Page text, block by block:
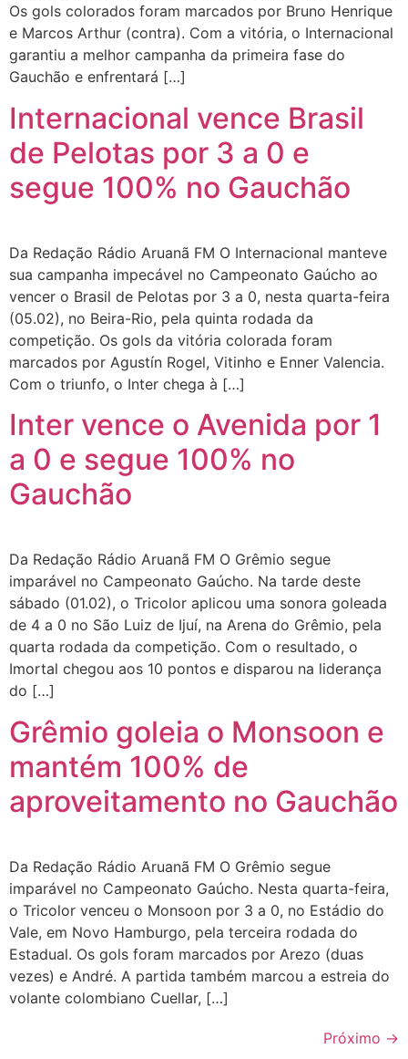
Os gols colorados foram marcados por Bruno Henrique
e Marcos Arthur (contra). Com a vitória, o Internacional
garantiu a melhor campanha da primeira fase do
Gauchão e enfrentará […]
Internacional vence Brasil
de Pelotas por 3 a 0 e
segue 100% no Gauchão
Da Redação Rádio Aruanã FM O Internacional manteve
sua campanha impecável no Campeonato Gaúcho ao
vencer o Brasil de Pelotas por 3 a 0, nesta quarta-feira
(05.02), no Beira-Rio, pela quinta rodada da
competição. Os gols da vitória colorada foram
marcados por Agustín Rogel, Vitinho e Enner Valencia.
Com o triunfo, o Inter chega à […]
Inter vence o Avenida por 1
a 0 e segue 100% no
Gauchão
Da Redação Rádio Aruanã FM O Grêmio segue
imparável no Campeonato Gaúcho. Na tarde deste
sábado (01.02), o Tricolor aplicou uma sonora goleada
de 4 a 0 no São Luiz de Ijuí, na Arena do Grêmio, pela
quarta rodada da competição. Com o resultado, o
Imortal chegou aos 10 pontos e disparou na liderança
do […]
Grêmio goleia o Monsoon e
mantém 100% de
aproveitamento no Gauchão
Da Redação Rádio Aruanã FM O Grêmio segue
imparável no Campeonato Gaúcho. Nesta quarta-feira,
o Tricolor venceu o Monsoon por 3 a 0, no Estádio do
Vale, em Novo Hamburgo, pela terceira rodada do
Estadual. Os gols foram marcados por Arezo (duas
vezes) e André. A partida também marcou a estreia do
volante colombiano Cuellar, […]
Próximo →